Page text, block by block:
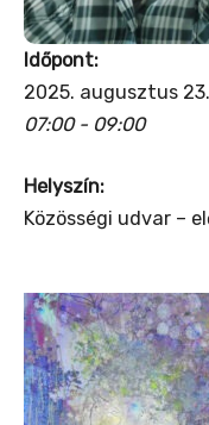
Időpont:
2025. augusztus
07:00 - 09:00
Helyszín:
Közösségi udvar –